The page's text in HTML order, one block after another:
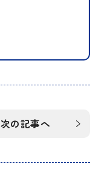
次の記事へ